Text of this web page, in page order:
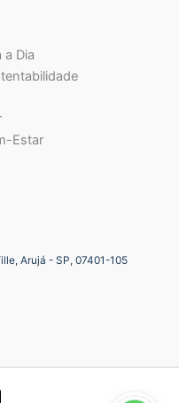
Dia
Estar
Arujá - SP, 07401-105